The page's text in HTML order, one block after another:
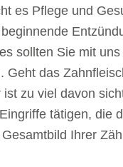
es Pflege und
sollten Sie mit uns
Geht das
zu viel davon
tätigen, die
Ihrer